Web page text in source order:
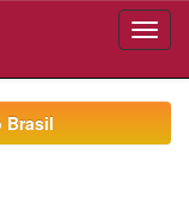
Brasil